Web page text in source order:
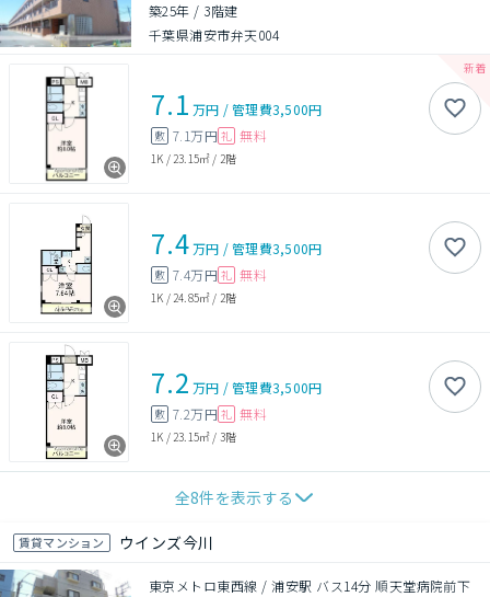
築25年 / 3階建
千葉県浦安市弁天004
7.1 万円 /管理費3,500円
敷 7.1万円 礼 無料
1K / 23.15㎡ / 2階
7.4万円 /管理費3,500円
敷 7.4万円 礼 無料
1K / 24.85㎡ / 2階
7.2 万円 /管理費3,500円
敷 7.2万円 礼 無料
1K / 23.15㎡ / 3階
全8件を表示する
賃貸マンション ウインズ今川
東京メトロ東西線 / 浦安駅 バス14分 順天堂病院前下